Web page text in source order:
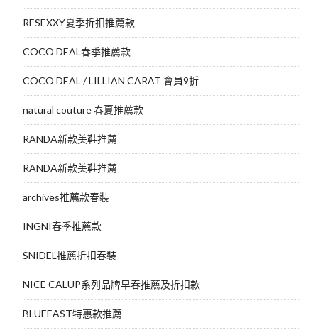
RESEXXY夏季折扣推薦款
COCO DEAL春季推薦款
COCO DEAL / LILLIAN CARAT 會員9折
natural couture 春夏推薦款
RANDA新款美鞋推薦
RANDA新款美鞋推薦
archives推薦款春裝
INGNI春季推薦款
SNIDEL推薦折扣春裝
NICE CALUP系列品牌早春推薦及折扣款
BLUEEAST特惠款推薦